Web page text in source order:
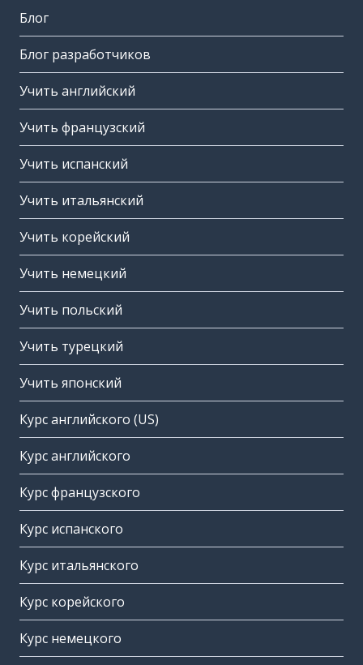
Блог
Блог разработчиков
Учить английский
Учить французский
Учить испанский
Учить итальянский
Учить корейский
Учить немецкий
Учить польский
Учить турецкий
Учить японский
Курс английского (US)
Курс английского
Курс французского
Курс испанского
Курс итальянского
Курс корейского
Курс немецкого